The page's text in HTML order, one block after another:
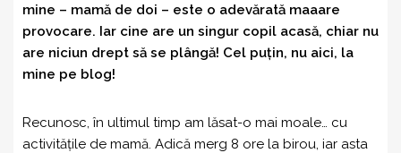
mine – mamă de doi – este o adevărată maaare
provocare. Iar cine are un singur copil acasă, chiar nu
are niciun drept să se plângă! Cel puțin, nu aici, la
mine pe blog!
Recunosc, în ultimul timp am lăsat-o mai moale… cu
activitățile de mamă. Adică merg 8 ore la birou, iar asta